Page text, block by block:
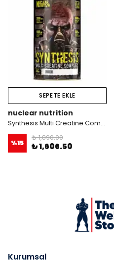
SEPETE EKLE
nuclear nutrition
Synthesis Multi Creatine Complex 300 Gr Exotic Fruit Flavour
%15
₺ 1,890.00
₺ 1,606.50
Kurumsal